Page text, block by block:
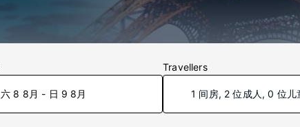
六 8 8月 - 日 9 8月
Travellers
1 间房, 2 位成人, 0 位儿